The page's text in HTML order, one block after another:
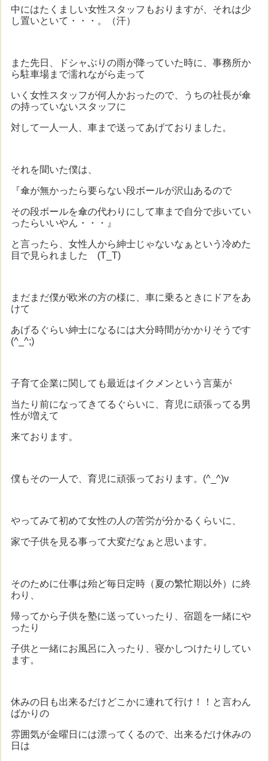
中にはたくましい女性スタッフもおりますが、それは少
し置いといて・・・。（汗）
また先日、ドシャぶりの雨が降っていた時に、事務所か
ら駐車場まで濡れながら走って
いく女性スタッフが何人かおったので、うちの社長が傘
の持っていないスタッフに
対して一人一人、車まで送ってあげておりました。
それを聞いた僕は、
『傘が無かったら要らない段ボールが沢山あるので
その段ボールを傘の代わりにして車まで自分で歩いてい
ったらいいやん・・・』
と言ったら、女性人から紳士じゃないなぁという冷めた
目で見られました (T_T)
まだまだ僕が欧米の方の様に、車に乗るときにドアをあ
けて
あげるぐらい紳士になるには大分時間がかかりそうです
(^_^;)
子育て企業に関しても最近はイクメンという言葉が
当たり前になってきてるぐらいに、育児に頑張ってる男
性が増えて
来ております。
僕もその一人で、育児に頑張っております。(^_^)v
やってみて初めて女性の人の苦労が分かるくらいに、
家で子供を見る事って大変だなぁと思います。
そのために仕事は殆ど毎日定時（夏の繁忙期以外）に終
わり、
帰ってから子供を塾に送っていったり、宿題を一緒にや
ったり
子供と一緒にお風呂に入ったり、寝かしつけたりしてい
ます。
休みの日も出来るだけどこかに連れて行け！！と言わん
ばかりの
雰囲気が金曜日には漂ってくるので、出来るだけ休みの
日は